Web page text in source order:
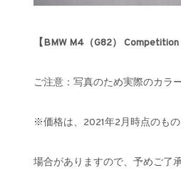
【BMW M4（G82）
ご注意：写真のため実際のカラ
※価格は、2021年2月時点のも
場合がありますので、予めご了